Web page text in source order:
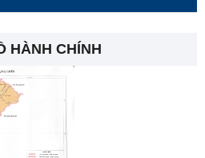
HÀNH CHÍNH